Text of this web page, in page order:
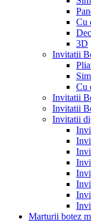
Cu
3D
Invitatii
Cu
Invitatii
Invitatii
Invitatii
Marturii botez